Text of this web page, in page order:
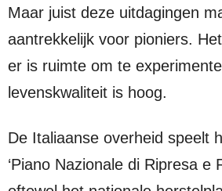
Maar juist deze uitdagingen
aantrekkelijk voor pioniers.
er is ruimte om te
levenskwaliteit is hoog.
De Italiaanse overheid speelt
‘Piano Nazionale di Ripresa e